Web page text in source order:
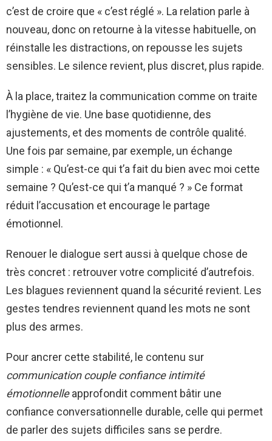
c’est de croire que « c’est réglé ». La relation parle à
nouveau, donc on retourne à la vitesse habituelle, on
réinstalle les distractions, on repousse les sujets
sensibles. Le silence revient, plus discret, plus rapide.
À la place, traitez la communication comme on traite
l’hygiène de vie. Une base quotidienne, des
ajustements, et des moments de contrôle qualité.
Une fois par semaine, par exemple, un échange
simple : « Qu’est-ce qui t’a fait du bien avec moi cette
semaine ? Qu’est-ce qui t’a manqué ? » Ce format
réduit l’accusation et encourage le partage
émotionnel.
Renouer le dialogue sert aussi à quelque chose de
très concret : retrouver votre complicité d’autrefois.
Les blagues reviennent quand la sécurité revient. Les
gestes tendres reviennent quand les mots ne sont
plus des armes.
Pour ancrer cette stabilité, le contenu sur
communication couple confiance intimité
émotionnelleapprofondit comment bâtir une
confiance conversationnelle durable, celle qui permet
de parler des sujets difficiles sans se perdre.